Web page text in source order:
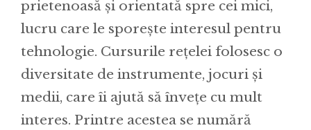
prietenoasă și orientată spre cei mici,
lucru care le sporește interesul pentru
tehnologie. Cursurile rețelei folosesc o
diversitate de instrumente, jocuri și
medii, care îi ajută să învețe cu mult
interes. Printre acestea se numără